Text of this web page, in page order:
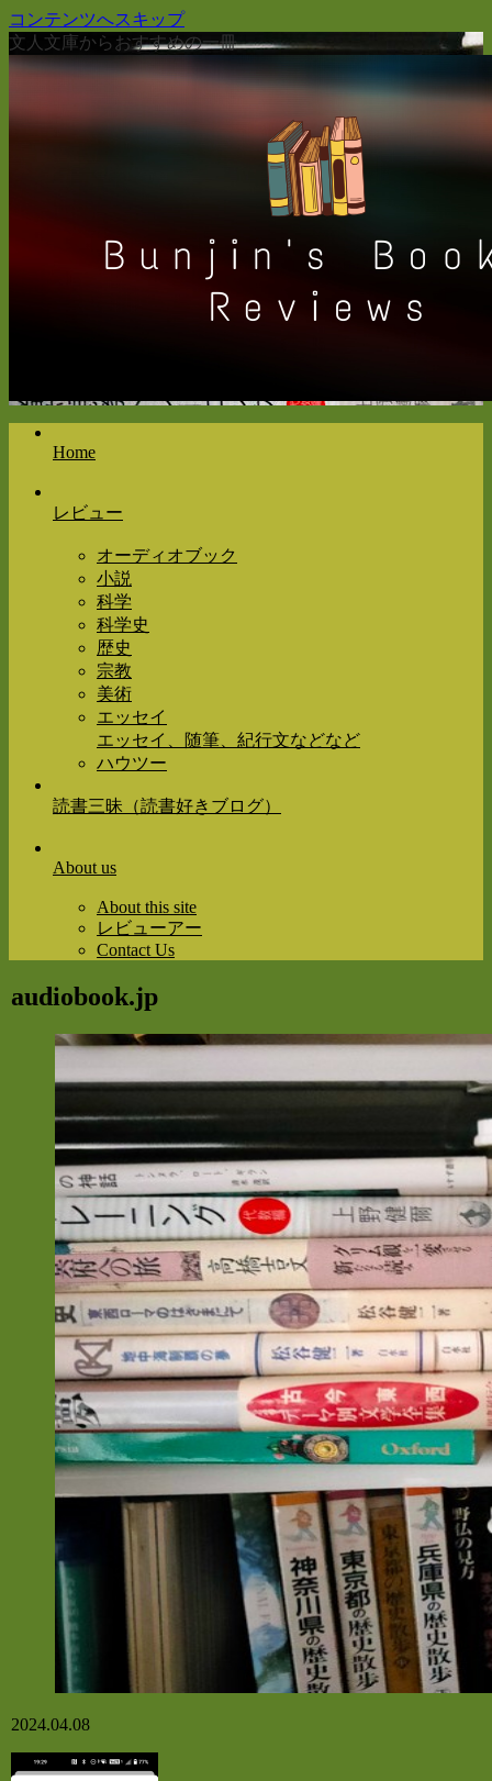
コンテンツへスキップ
文人文庫からおすすめの一冊
Home
レビュー
オーディオブック
小説
科学
科学史
歴史
宗教
美術
エッセイ
エッセイ、随筆、紀行文などなど
ハウツー
読書三昧（読書好きブログ）
About us
About this site
レビューアー
Contact Us
audiobook.jp
2024.04.08